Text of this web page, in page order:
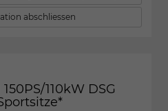
abschliessen
110kW DSG